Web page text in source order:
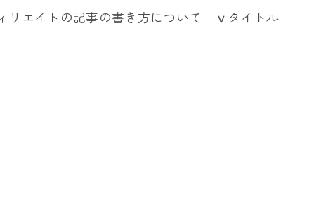
エイトの記事の書き方について ⅴタイトル